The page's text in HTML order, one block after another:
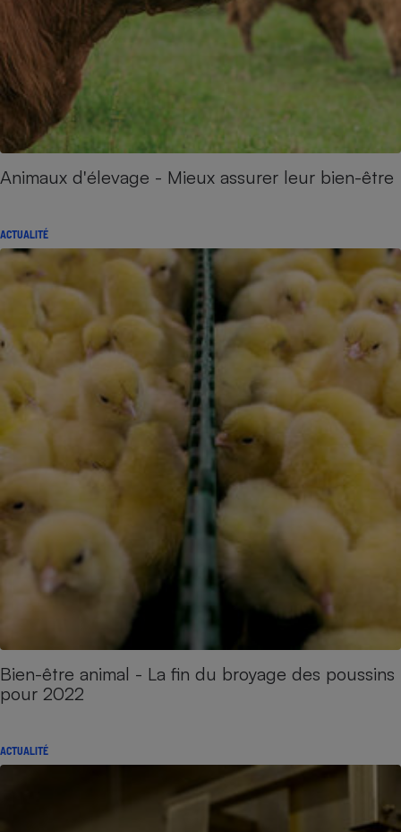
Animaux d'élevage - Mieux assurer leur bien-être
ACTUALITÉ
Bien-être animal - La fin du broyage des poussins
pour 2022
ACTUALITÉ